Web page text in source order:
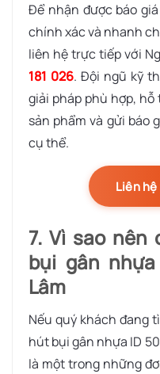
Để nhận được báo
chính xác và nhanh
liên hệ trực tiếp với
181 026. Đội ngũ kỹ
giải pháp phù hợp,
sản phẩm và gửi báo
cụ thể.
Liên
7. Vì sao nên
bụi gân
Lâm
Nếu quý khách đang
hút bụi gân nhựa ID
là một trong những